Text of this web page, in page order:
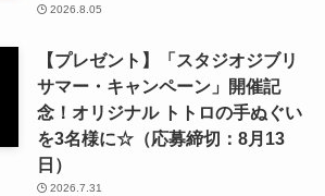
2026.8.05
【プレゼント】「スタジオジブリ
サマー・キャンペーン」開催記
念！オリジナル トトロの手ぬぐい
を3名様に☆（応募締切：8月13
日）
2026.7.31